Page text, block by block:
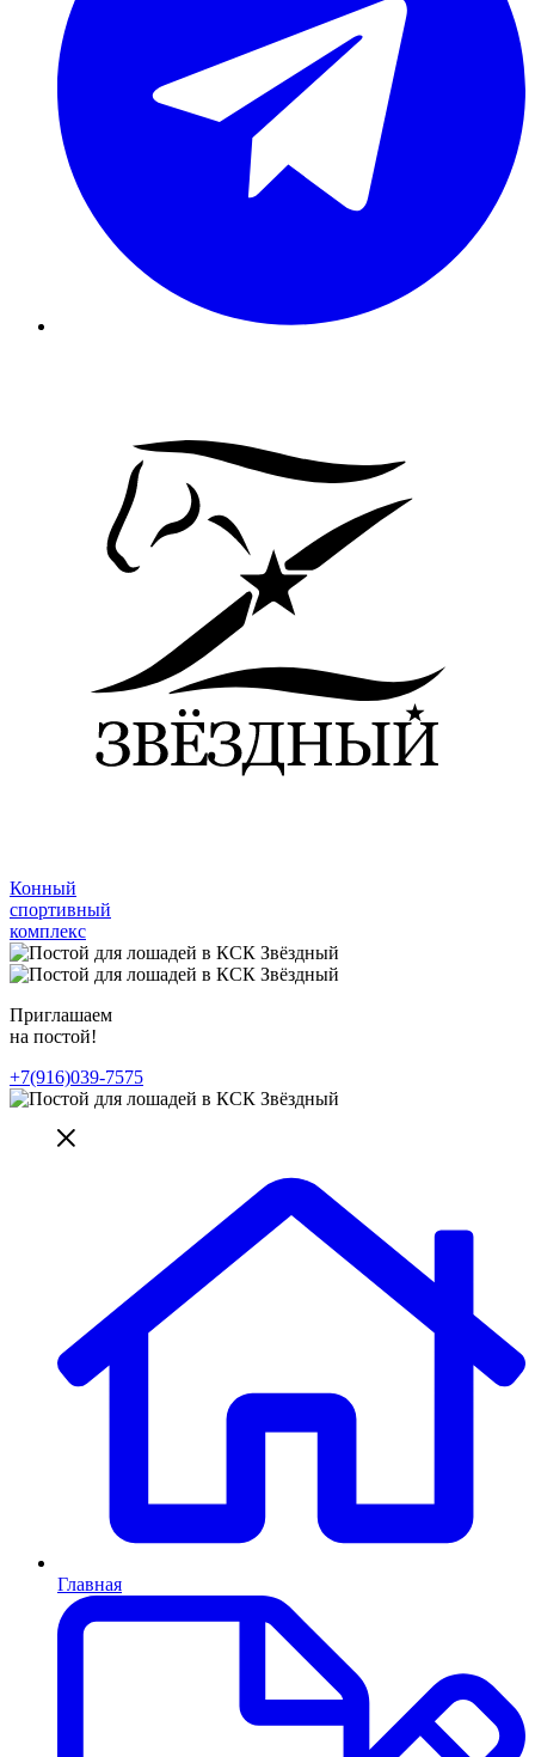
Конный
спортивный
комплекс
Приглашаем
на постой!
+7(916)039-7575
Главная